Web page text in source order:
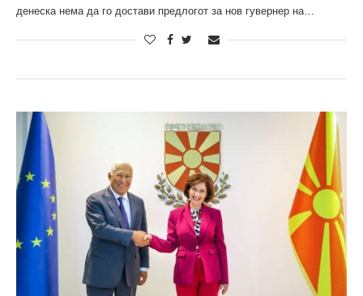
денеска нема да го достави предлогот за нов гувернер на…